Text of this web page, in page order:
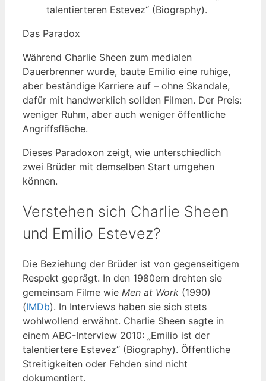
talentierteren Estevez“ (Biography).
Das Paradox
Während Charlie Sheen zum medialen
Dauerbrenner wurde, baute Emilio eine ruhige,
aber beständige Karriere auf – ohne Skandale,
dafür mit handwerklich soliden Filmen. Der Preis:
weniger Ruhm, aber auch weniger öffentliche
Angriffsfläche.
Dieses Paradoxon zeigt, wie unterschiedlich
zwei Brüder mit demselben Start umgehen
können.
Verstehen sich Charlie Sheen
und Emilio Estevez?
Die Beziehung der Brüder ist von gegenseitigem
Respekt geprägt. In den 1980ern drehten sie
gemeinsam Filme wie Men at Work (1990)
(IMDb). In Interviews haben sie sich stets
wohlwollend erwähnt. Charlie Sheen sagte in
einem ABC-Interview 2010: „Emilio ist der
talentiertere Estevez“ (Biography). Öffentliche
Streitigkeiten oder Fehden sind nicht
dokumentiert.